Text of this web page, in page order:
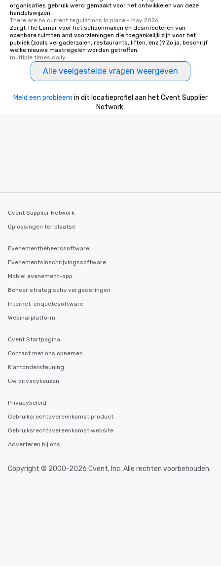
organisaties gebruik werd gemaakt voor het ontwikkelen van deze
handelswijzen.
There are no current regulations in place - May 2026
Zorgt The Lamar voor het schoonmaken en desinfecteren van
openbare ruimten and voorzieningen die toegankelijk zijn voor het
publiek (zoals vergaderzalen, restaurants, liften, enz.)? Zo ja, beschrijf
welke nieuwe maatregelen worden getroffen.
multiple times daily
Alle veelgestelde vragen weergeven
Meld een probleem in dit locatieprofiel aan het Cvent Supplier
Network.
Cvent Supplier Network
Oplossingen ter plaatse
Evenementbeheerssoftware
Evenementsinschrijvingssoftware
Mobiel evenement-app
Beheer strategische vergaderingen
Internet-enquêtesoftware
Webinarplatform
Cvent Startpagina
Contact met ons opnemen
Klantondersteuning
Uw privacykeuzen
Privacybeleid
Gebruiksrechtovereenkomst product
Gebruiksrechtovereenkomst website
Adverteren bij ons
Copyright © 2000-2026 Cvent, Inc. Alle rechten voorbehouden.